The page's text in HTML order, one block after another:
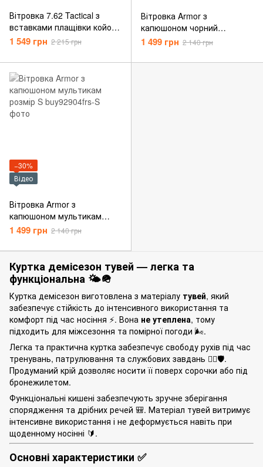
Вітровка 7.62 Tactical з
вставками плащівки койот
розмір S
1 549 грн 2 215 грн
Вітровка Armor з
капюшоном чорний
мультикам розмір S
1 499 грн 2 140 грн
−30%
Відео
Вітровка Armor з
капюшоном мультикам
розмір S
1 499 грн 2 140 грн
Куртка демісезон тувей — легка та
функціональна 🌤️🪖
Куртка демісезон виготовлена з матеріалу тувей, який
забезпечує стійкість до інтенсивного використання та
комфорт під час носіння ⚡. Вона не утеплена, тому
підходить для міжсезоння та помірної погоди 🌬️.
Легка та практична куртка забезпечує свободу рухів під час
тренувань, патрулювання та службових завдань 🏃‍♂️🛡️.
Продуманий крій дозволяє носити її поверх сорочки або під
бронежилетом.
Функціональні кишені забезпечують зручне зберігання
спорядження та дрібних речей 🎒. Матеріал тувей витримує
інтенсивне використання і не деформується навіть при
щоденному носінні 🔰.
Основні характеристики ✅